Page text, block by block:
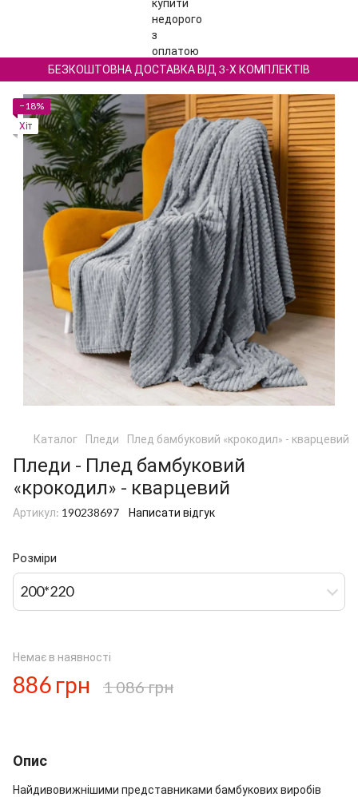
БЕЗКОШТОВНА ДОСТАВКА ВІД 3-Х КОМПЛЕКТІВ
−18%
Хіт
Каталог Пледи Плед бамбуковий «крокодил» - кварцевий
Пледи - Плед бамбуковий
«крокодил» - кварцевий
Артикул: 190238697 Написати відгук
Розміри
200*220
Немає в наявності
886 грн 1 086 грн
Опис
Найдивовижнішими представниками бамбукових виробів